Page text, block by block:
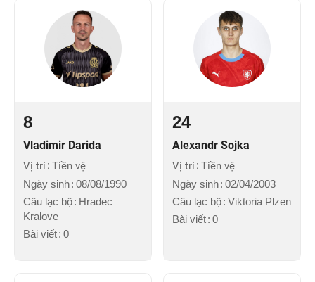
8
Vladimir Darida
Vị trí Tiền vệ
Ngày sinh 08/08/1990
Câu lạc bộ Hradec
Kralove
Bài viết 0
24
Alexandr Sojka
Vị trí Tiền vệ
Ngày sinh 02/04/2003
Câu lạc bộ Viktoria Plzen
Bài viết 0